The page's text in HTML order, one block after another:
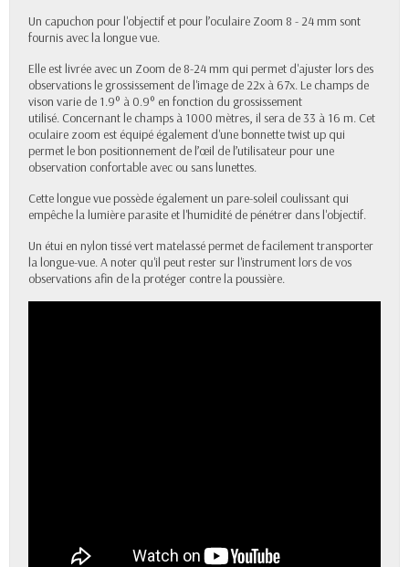
Un capuchon pour l'objectif et pour l’oculaire Zoom 8 - 24 mm sont
fournis avec la longue vue.
Elle est livrée avec un Zoom de 8-24 mm qui permet d'ajuster lors des
observations le grossissement de l'image de 22x à 67x. Le champs de
vison varie de 1.9° à 0.9° en fonction du grossissement
utilisé. Concernant le champs à 1000 mètres, il sera de 33 à 16 m. Cet
oculaire zoom est équipé également d'une bonnette twist up qui
permet le bon positionnement de l’œil de l’utilisateur pour une
observation confortable avec ou sans lunettes.
Cette longue vue possède également un pare-soleil coulissant qui
empêche la lumière parasite et l'humidité de pénétrer dans l'objectif.
Un étui en nylon tissé vert matelassé permet de facilement transporter
la longue-vue. A noter qu'il peut rester sur l'instrument lors de vos
observations afin de la protéger contre la poussière.